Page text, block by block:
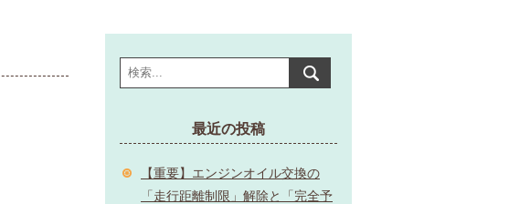
最近の投稿
【重要】エンジンオイル交換の
「走行距離制限」解除と「完全予